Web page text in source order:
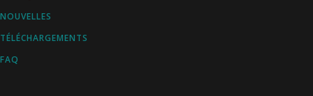
NOUVELLES
TÉLÉCHARGEMENTS
FAQ